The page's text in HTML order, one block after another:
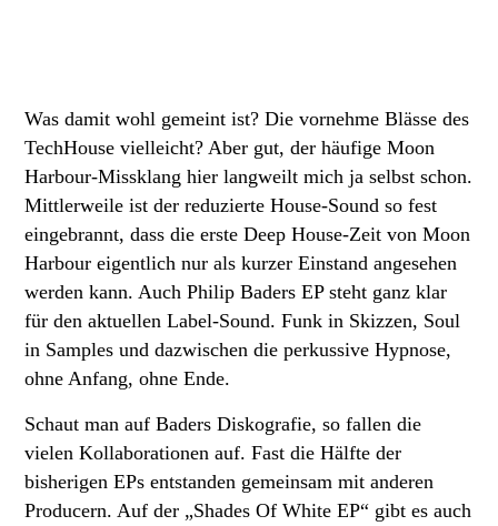
Was damit wohl gemeint ist? Die vornehme Blässe des
TechHouse vielleicht? Aber gut, der häufige Moon
Harbour-Missklang hier langweilt mich ja selbst schon.
Mittlerweile ist der reduzierte House-Sound so fest
eingebrannt, dass die erste Deep House-Zeit von Moon
Harbour eigentlich nur als kurzer Einstand angesehen
werden kann. Auch Philip Baders EP steht ganz klar
für den aktuellen Label-Sound. Funk in Skizzen, Soul
in Samples und dazwischen die perkussive Hypnose,
ohne Anfang, ohne Ende.
Schaut man auf Baders Diskografie, so fallen die
vielen Kollaborationen auf. Fast die Hälfte der
bisherigen EPs entstanden gemeinsam mit anderen
Producern. Auf der „Shades Of White EP“ gibt es auch